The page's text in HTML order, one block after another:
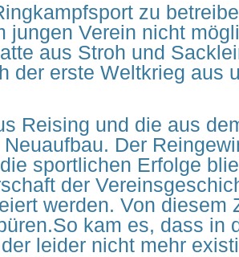
zu
jungen Verein nicht
aus Stroh und
der erste Weltkrieg aus
Reising und die aus
Der
sportlichen Erfolge
der
werden. Von
kam es, dass in
leider nicht mehr